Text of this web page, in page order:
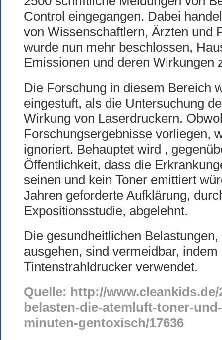
Control eingegangen. Dabei
von Wissenschaftlern, Ärzten und
wurde nun mehr beschlossen,
Emissionen und deren Wir­kungen
Die Forschung in diesem Bereich
eingestuft, als die Untersuchung
Wirkung von Laserdruckern.
Forschungsergebnisse vorliegen,
ignoriert. Behauptet wird ,
Öffentlichkeit, dass die
seinen und kein Toner emittiert
Jahren geforderte Aufklärung,
Expositionsstudie, abgelehnt.
Die gesundheitlichen
ausgehen, sind vermeidbar,
Tintenstrahldrucker verwendet.
Quelle: http://www.cleankids.de/
belasten-die-atemluft-toner-
minuten-gentoxisch/17636